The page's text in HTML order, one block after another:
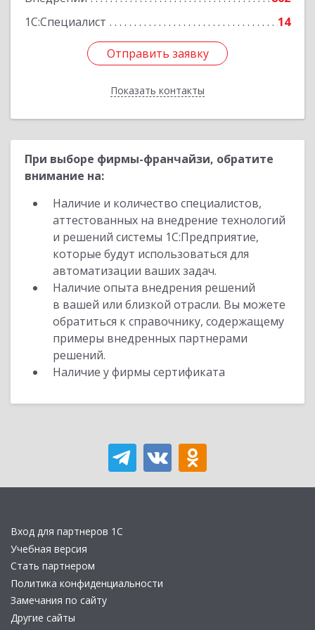
1С:Специалист
14
Отправить заявку
Показать контакты
Подробнее
Отправить заявку
Назад
При выборе фирмы-франчайзи, обратите
внимание на:
Наличие и количество специалистов,
аттестованных на внедрение технологий
и решений системы 1С:Предприятие,
которые будут использоваться для
автоматизации ваших задач.
Наличие опыта внедрения решений
в вашей или близкой отрасли. Вы можете
обратиться к справочнику, содержащему
примеры внедренных партнерами
решений.
Наличие у фирмы сертификата
Вход для партнеров 1С
Учебная версия
Стать партнером
Политика конфиденциальности
Замечания по сайту
Другие сайты